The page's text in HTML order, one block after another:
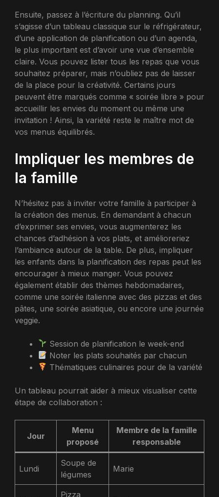
Ensuite, passez à l’écriture du planning. Qu’il
s’agisse d’un tableau classique sur le réfrigérateur,
d’une application de planification ou d’un agenda,
le plus important est d’avoir une vue d’ensemble
claire. Vous pouvez lister tous les repas que vous
souhaitez préparer, mais n’oubliez pas de laisser
de la place pour la créativité. Certains jours
peuvent être marqués comme « soirée libre » pour
accueillir les envies du moment ou même une
invitation ! Ainsi, la variété reste le maître mot de
vos menus équilibrés.
Impliquer les membres de
la famille
N’hésitez pas à inviter votre famille à participer à
la création des menus. En demandant à chacun
d’exprimer ses envies, vous augmenterez les
chances d’adhésion à vos plats, et amélioreriez
l’ambiance autour de la table. De plus, impliquer
les enfants dans la planification des repas peut les
encourager à mieux manger. Vous pouvez
également établir des thèmes hebdomadaires,
comme une soirée italienne avec des pizzas et des
pâtes, une soirée asiatique, ou encore une journée
veggie.
Session de planification le week-end
Noter les plats souhaités par chacun
Thématiques culinaires pour de la variété
Un tableau pourrait aider à mieux visualiser cette
étape de collaboration :
Jour
Menu
proposé
Membre de la famille
responsable
Lundi
Soupe de
légumes
Marie
Pizza